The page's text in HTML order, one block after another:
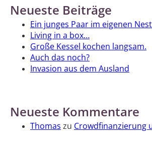
Neueste Beiträge
Ein junges Paar im eigenen
Living in a box…
Große Kessel kochen langsam.
Auch das noch?
Invasion aus dem Ausland
Neueste Kommentare
Thomas zu Crowdfinanzierung